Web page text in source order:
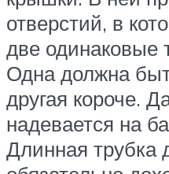
отверстий, в
две одинаковые
Одна должна
другая короче.
надевается на
Длинная трубка